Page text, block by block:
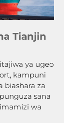
Tianjin
ya ugeo
kampuni
biashara za
sana
wa